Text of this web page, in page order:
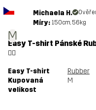
M
Michaela H.
Míry: 150cm, 56kg
Easy T-shirt Pánské
👍🏻
Easy T-shirt
Rubber
Kupovaná
velikost
M